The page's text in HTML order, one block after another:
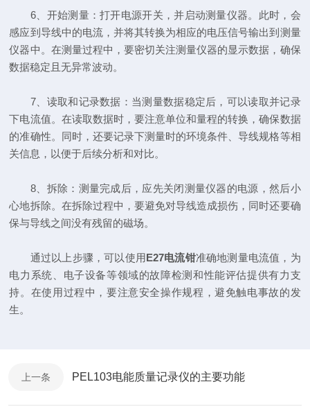
6、开始测量：打开电源开关，并启动测量仪器。此时，会
感应到导线中的电流，并将其转换为相应的电压信号输出到测量
仪器中。在测量过程中，要密切关注测量仪器的显示数据，确保
数据稳定且无异常波动。
7、读取和记录数据：当测量数据稳定后，可以读取并记录
下电流值。在读取数据时，要注意单位和量程的转换，确保数据
的准确性。同时，还要记录下测量时的环境条件、导线规格等相
关信息，以便于后续分析和对比。
8、拆除：测量完成后，应先关闭测量仪器的电源，然后小
心地拆除。在拆除过程中，要避免对导线造成损伤，同时还要确
保与导线之间没有残留的磁场。
通过以上步骤，可以使用E27电流钳准确地测量电流值，为
电力系统、电子设备等领域的故障检测和性能评估提供有力支
持。在使用过程中，要注意安全操作规程，避免触电事故的发
生。
上一条 PEL103电能质量记录仪的主要功能